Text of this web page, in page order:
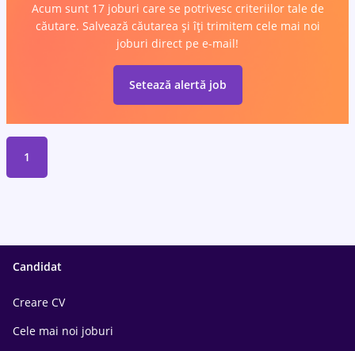
Acum sunt 17 joburi care se potrivesc criteriilor tale de
căutare. Salvează căutarea și îți trimitem cele mai noi
joburi direct pe e-mail!
Setează alertă job
1
Candidat
Creare CV
Cele mai noi joburi